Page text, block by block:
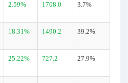
2.59% 1708.0 3.7%
18.31% 1490.2 39.2%
25.22% 727.2 27.9%